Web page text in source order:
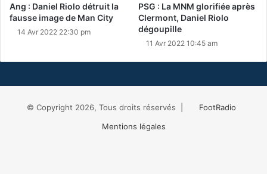
Ang : Daniel Riolo détruit la
fausse image de Man City
14 Avr 2022 22:30 pm
PSG : La MNM glorifiée après
Clermont, Daniel Riolo
dégoupille
11 Avr 2022 10:45 am
© Copyright 2026, Tous droits réservés |
FootRadio
Mentions légales